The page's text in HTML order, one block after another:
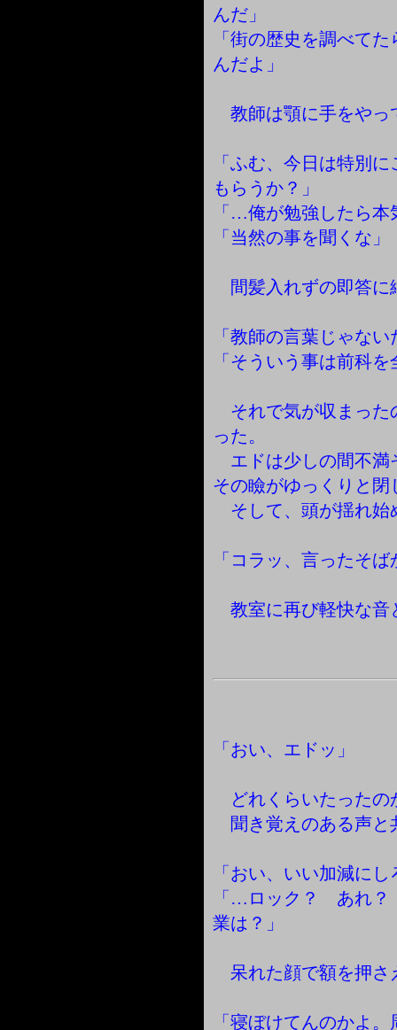
んだ」
「街の歴史を調べて
んだよ」
教師は顎に手をやっ
「ふむ、今日は特別
もらうか？」
「…俺が勉強したら本
「当然の事を聞くな」
間髪入れずの即答に
「教師の言葉じゃな
「そういう事は前科
それで気が収まった
った。
エドは少しの間不満
その瞼がゆっくりと閉
そして、頭が揺れ
「コラッ、言ったそ
教室に再び軽快な音
「おい、エドッ」
どれくらいたったの
聞き覚えのある声と
「おい、いい加減にし
「…ロック？ あれ？
業は？」
呆れた顔で額を押さ
「寝ぼけてんのかよ